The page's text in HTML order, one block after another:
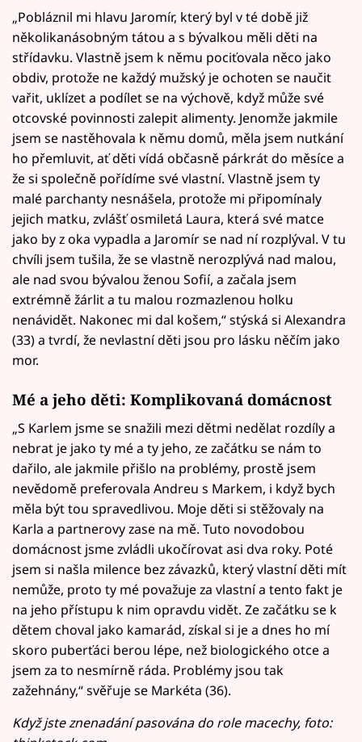
„Pobláznil mi hlavu Jaromír, který byl v té době již
několikanásobným tátou a s bývalkou měli děti na
střídavku. Vlastně jsem k němu pociťovala něco jako
obdiv, protože ne každý mužský je ochoten se naučit
vařit, uklízet a podílet se na výchově, když může své
otcovské povinnosti zalepit alimenty. Jenomže jakmile
jsem se nastěhovala k němu domů, měla jsem nutkání
ho přemluvit, ať děti vídá občasně párkrát do měsíce a
že si společně pořídíme své vlastní. Vlastně jsem ty
malé parchanty nesnášela, protože mi připomínaly
jejich matku, zvlášť osmiletá Laura, která své matce
jako by z oka vypadla a Jaromír se nad ní rozplýval. V tu
chvíli jsem tušila, že se vlastně nerozplývá nad malou,
ale nad svou bývalou ženou Sofií, a začala jsem
extrémně žárlit a tu malou rozmazlenou holku
nenávidět. Nakonec mi dal košem,“ stýská si Alexandra
(33) a tvrdí, že nevlastní děti jsou pro lásku něčím jako
mor.
Mé a jeho děti: Komplikovaná domácnost
„S Karlem jsme se snažili mezi dětmi nedělat rozdíly a
nebrat je jako ty mé a ty jeho, ze začátku se nám to
dařilo, ale jakmile přišlo na problémy, prostě jsem
nevědomě preferovala Andreu s Markem, i když bych
měla být tou spravedlivou. Moje děti si stěžovaly na
Karla a partnerovy zase na mě. Tuto novodobou
domácnost jsme zvládli ukočírovat asi dva roky. Poté
jsem si našla milence bez závazků, který vlastní děti mít
nemůže, proto ty mé považuje za vlastní a tento fakt je
na jeho přístupu k nim opravdu vidět. Ze začátku se k
dětem choval jako kamarád, získal si je a dnes ho mí
skoro puberťáci berou lépe, než biologického otce a
jsem za to nesmírně ráda. Problémy jsou tak
zažehnány,“ svěřuje se Markéta (36).
Když jste znenadání pasována do role macechy, foto: